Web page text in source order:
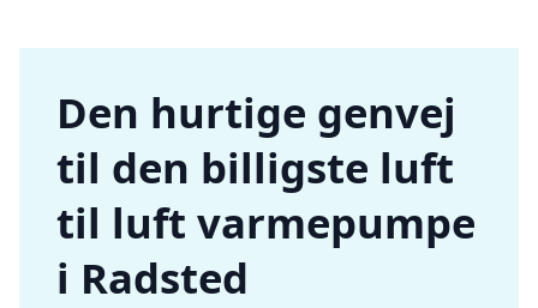
Den hurtige genvej
til den billigste luft
til luft varmepumpe
i Radsted